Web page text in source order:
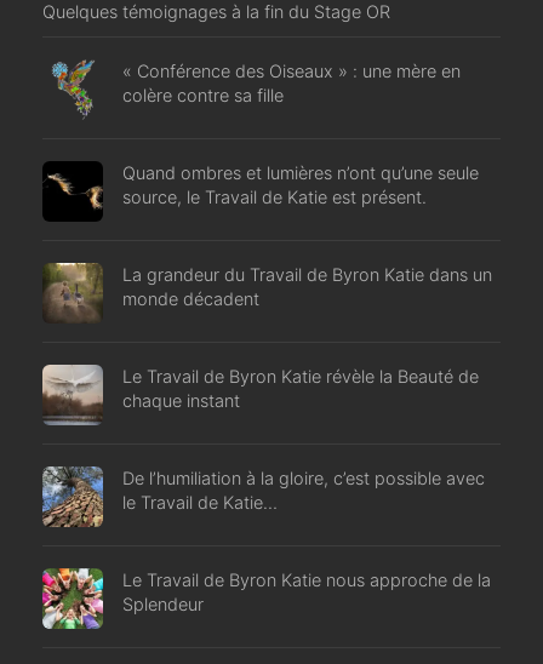
Quelques témoignages à la fin du Stage OR
« Conférence des Oiseaux » : une mère en
colère contre sa fille
Quand ombres et lumières n’ont qu’une seule
source, le Travail de Katie est présent.
La grandeur du Travail de Byron Katie dans un
monde décadent
Le Travail de Byron Katie révèle la Beauté de
chaque instant
De l’humiliation à la gloire, c’est possible avec
le Travail de Katie…
Le Travail de Byron Katie nous approche de la
Splendeur